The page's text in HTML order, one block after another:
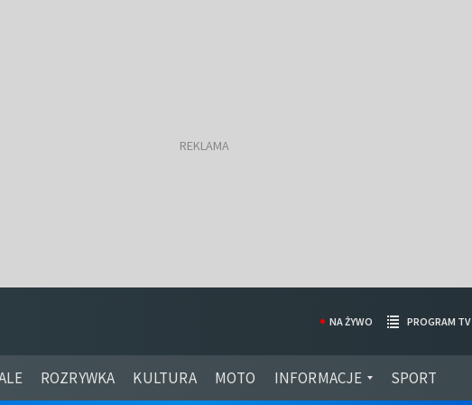
ROZRYWKA KULTURA MOTO INFORMACJE SPORT
NA ŻYWO PROGRAM TV